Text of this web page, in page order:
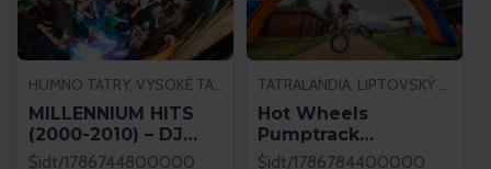
HUMNO TATRY, VYSOKÉ TATRY
MILLENNIUM HITS
(2000-2010) – DJ
VIRUS
$idt/1786744800000
TATRALANDIA, LIPTOVSKÝ MIKULÁŠ
Hot Wheels
Pumptrack
Tatralandia
$idt/1786784400000